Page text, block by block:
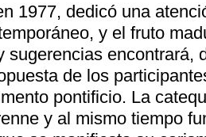
1977, dedicó una
y el fruto
sugerencias encontrará,
de los
pontificio. La
y al mismo tiempo